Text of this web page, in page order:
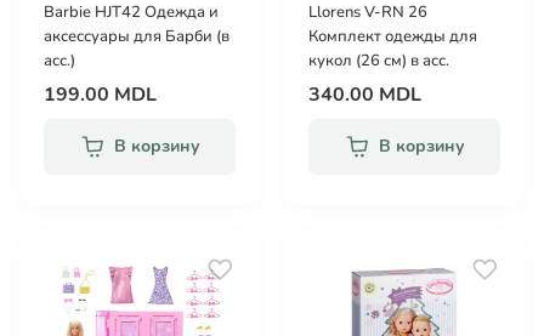
Barbie HJT42 Одежда и
аксессуары для Барби (в
асс.)
199.00 MDL
В корзину
Llorens V-RN 26
Комплект одежды для
кукол (26 см) в асс.
340.00 MDL
В корзину